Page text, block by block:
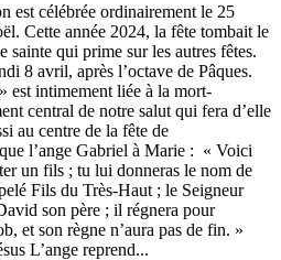
est célébrée ordinairement le 25
Cette année 2024, la fête tombait le
sainte qui prime sur les autres fêtes.
8 avril, après l’octave de Pâques.
est intimement liée à la mort-
central de notre salut qui fera d’elle
au centre de la fête de
l’ange Gabriel à Marie : « Voici
un fils ; tu lui donneras le nom de
Fils du Très-Haut ; le Seigneur
son père ; il régnera pour
et son règne n’aura pas de fin. »
L’ange reprend...